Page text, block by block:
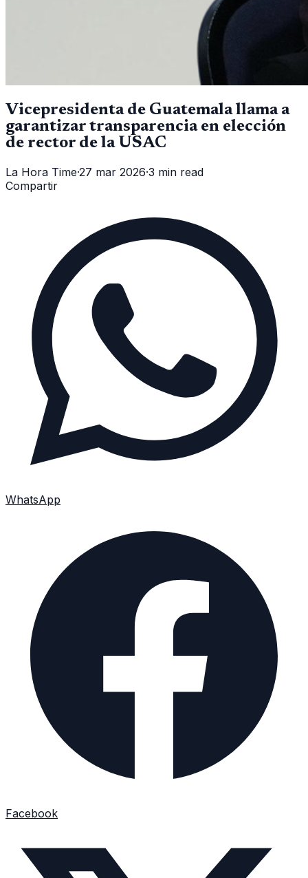
Vicepresidenta de Guatemala llama a
garantizar transparencia en elección
de rector de la USAC
La Hora Time·27 mar 2026·3 min read
Compartir
WhatsApp
Facebook